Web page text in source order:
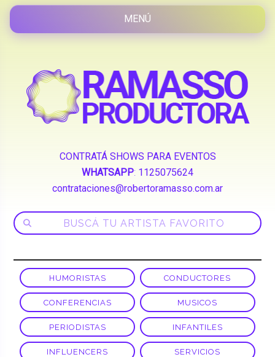
CONTRATÁ SHOWS PARA EVENTOS
WHATSAPP: 1125075624
contrataciones@robertoramasso.com.ar
HUMORISTAS CONDUCTORES
CONFERENCIAS MUSICOS
PERIODISTAS INFANTILES
INFLUENCERS SERVICIOS